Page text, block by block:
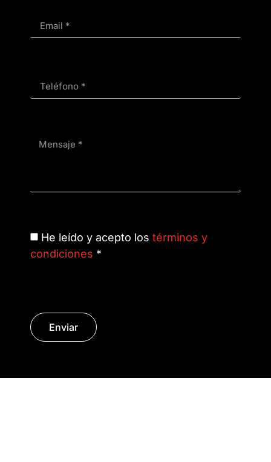
He leído y acepto los términos y
condiciones *
Enviar